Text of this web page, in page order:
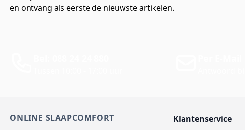
en ontvang als eerste de nieuwste artikelen.
ONLINE SLAAPCOMFORT
Klantenservice